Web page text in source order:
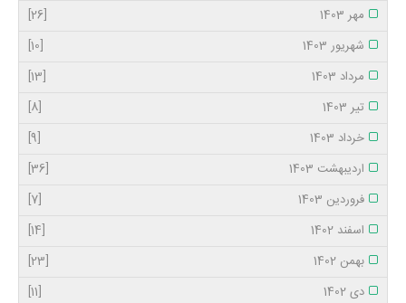
مهر 1403
[26]
شهریور 1403
[10]
مرداد 1403
[13]
تیر 1403
[8]
خرداد 1403
[9]
اردیبهشت 1403
[36]
فروردین 1403
[7]
اسفند 1402
[14]
بهمن 1402
[23]
دی 1402
[11]